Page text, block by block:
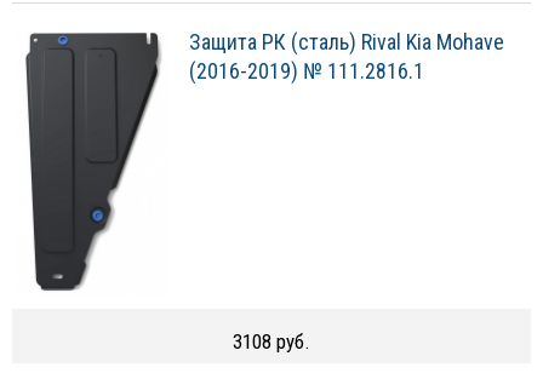
Защита РК (сталь) Rival Kia Mohave
(2016-2019) № 111.2816.1
3108 руб.